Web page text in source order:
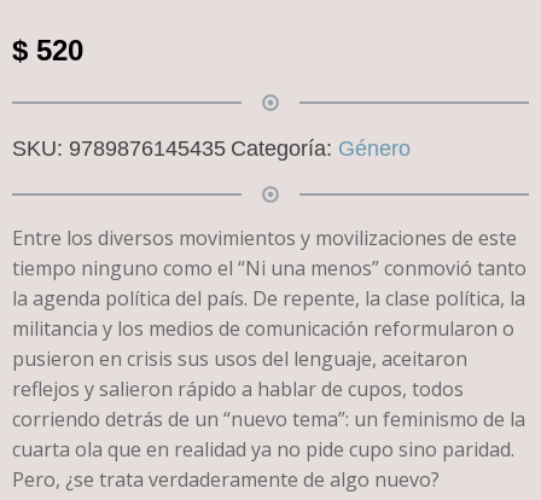
$ 520
SKU: 9789876145435 Categoría: Género
Entre los diversos movimientos y movilizaciones de este
tiempo ninguno como el “Ni una menos” conmovió tanto
la agenda política del país. De repente, la clase política, la
militancia y los medios de comunicación reformularon o
pusieron en crisis sus usos del lenguaje, aceitaron
reflejos y salieron rápido a hablar de cupos, todos
corriendo detrás de un “nuevo tema”: un feminismo de la
cuarta ola que en realidad ya no pide cupo sino paridad.
Pero, ¿se trata verdaderamente de algo nuevo?